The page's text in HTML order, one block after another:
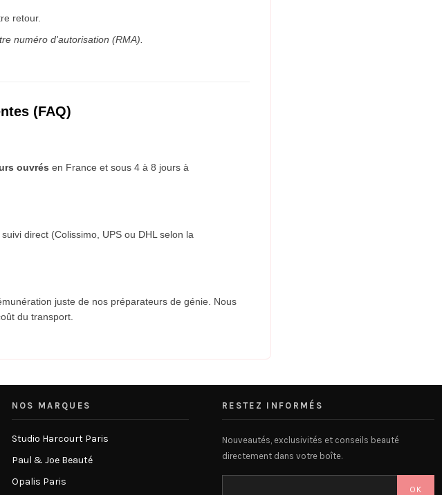
retour.
numéro d'autorisation (RMA).
(FAQ)
ouvrés en France et sous 4 à 8 jours à
direct (Colissimo, UPS ou DHL selon la
juste de nos préparateurs de génie. Nous
du transport.
NOS MARQUES
Studio Harcourt Paris
Paul & Joe Beauté
Opalis Paris
RESTEZ INFORMÉS
Nouveautés, exclusivités et conseils beauté
directement dans votre boîte.
OK